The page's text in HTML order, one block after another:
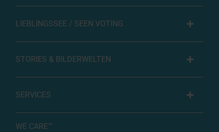
LIEBLINGSSEE / SEEN VOTING
STORIES & BILDERWELTEN
SERVICES
WE CARE™